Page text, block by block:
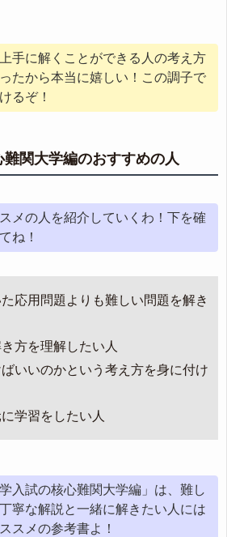
手に解くことができる人の考え方
たから本当に嬉しい！この調子で
るぞ！
関大学編のおすすめの人
メの人を紹介していくわ！下を確
ね！
応用問題よりも難しい問題を解き
方を理解したい人
いいのかという考え方を身に付け
学習をしたい人
学入試の核心難関大学編」は、難し
寧な解説と一緒に解きたい人には
スメの参考書よ！